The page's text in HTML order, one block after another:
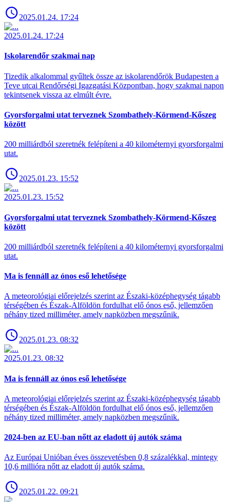
2025.01.24. 17:24
2025.01.24. 17:24
Iskolarendőr szakmai nap
Tizedik alkalommal gyűltek össze az iskolarendőrök Budapesten a
Teve utcai Rendőrségi Igazgatási Központban, hogy szakmai napon
tekintsenek vissza az elmúlt évre.
Gyorsforgalmi utat terveznek Szombathely-Körmend-Kőszeg
között
200 milliárdból szeretnék felépíteni a 40 kilométernyi gyorsforgalmi
utat.
2025.01.23. 15:52
2025.01.23. 15:52
Gyorsforgalmi utat terveznek Szombathely-Körmend-Kőszeg
között
200 milliárdból szeretnék felépíteni a 40 kilométernyi gyorsforgalmi
utat.
Ma is fennáll az ónos eső lehetősége
A meteorológiai előrejelzés szerint az Északi-középhegység tágabb
térségében és Észak-Alföldön fordulhat elő ónos eső, jellemzően
néhány tized milliméter, amely napközben megszűnik.
2025.01.23. 08:32
2025.01.23. 08:32
Ma is fennáll az ónos eső lehetősége
A meteorológiai előrejelzés szerint az Északi-középhegység tágabb
térségében és Észak-Alföldön fordulhat elő ónos eső, jellemzően
néhány tized milliméter, amely napközben megszűnik.
2024-ben az EU-ban nőtt az eladott új autók száma
Az Európai Unióban éves összevetésben 0,8 százalékkal, mintegy
10,6 millióra nőtt az eladott új autók száma.
2025.01.22. 09:21